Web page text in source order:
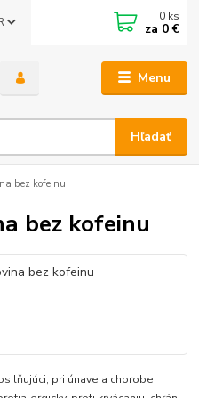
Menu
Hľadať
0 ks
za 0 €
bez kofeinu
bez kofeinu
pri únave a chorobe.